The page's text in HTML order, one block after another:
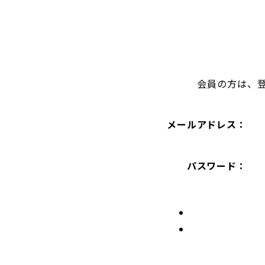
会員の方は、
メールアドレス：
パスワード：